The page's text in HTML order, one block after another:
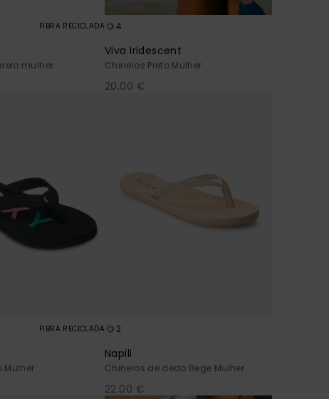
FIBRA RECICLADA
mulher
4
Viva Iridescent
Chinelos Preto Mulher
20,00 €
FIBRA RECICLADA
Mulher
2
Napili
Chinelos de dedo Bege Mulher
22,00 €